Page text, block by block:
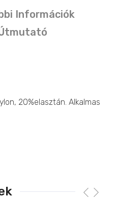
Információk
20%elasztán. Alkalmas